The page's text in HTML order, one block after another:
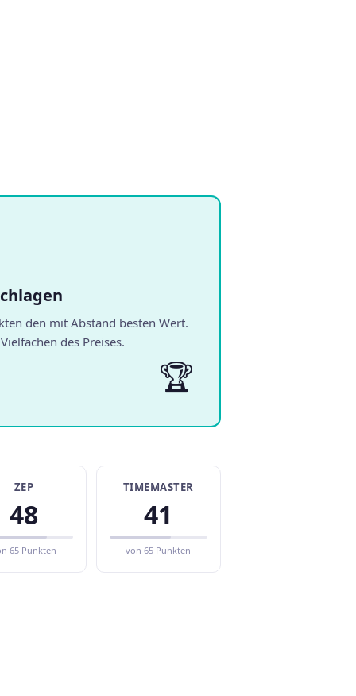
den mit Abstand besten Wert.
des Preises.
🏆
ZEP
48
65 Punkten
TIMEMASTER
41
von 65 Punkten